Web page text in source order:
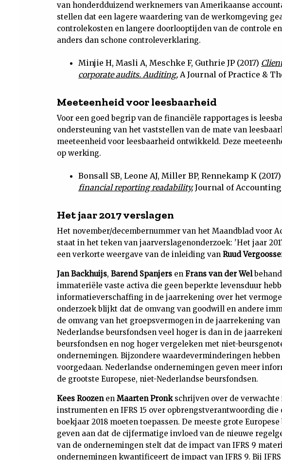
van honderdduizend werknemers van Amerikaanse
stellen dat een lagere waardering van de werkomgeving
controlekosten en langere doorlooptijden van de controle
anders dan schone controleverklaring.
Minjie H, Masli A, Meschke F, Guthrie JP (2017)
corporate audits. Auditing, A Journal of Practice &
Meeteenheid voor leesbaarheid
Voor een goed begrip van de financiële rapportages is
ondersteuning van het vaststellen van de mate van
meeteenheid voor leesbaarheid ontwikkeld. Deze
op werking.
Bonsall SB, Leone AJ, Miller BP, Rennekamp K (2017)
financial reporting readability,Journal of Accounting
Het jaar 2017 verslagen
Het november/decembernummer van het Maandblad voor
staat in het teken van jaarverslagenonderzoek: 'Het jaar
een verkorte weergave van de inleiding van Ruud
Jan Backhuijs, Barend Spanjers en Frans van der Wel
immateriële vaste activa die geen beperkte levensduur
informatieverschaffing in de jaarrekening over het
onderzoek blijkt dat de omvang van goodwill en andere
de omvang van het groepsvermogen in de jaarrekening
Nederlandse beursfondsen veel hoger is dan in de
beursfondsen en nog hoger vergeleken met niet-
ondernemingen. Bijzondere waardeverminderingen hebben
voorgedaan. Nederlandse ondernemingen geven meer
de grootste Europese, niet-Nederlandse beursfondsen.
Kees Roozenen Maarten Pronkschrijven over de verwachte
instrumenten en IFRS 15 over opbrengstverantwoording
boekjaar 2018 moeten toepassen. De meeste grote
geven aan dat de cijfermatige invloed van de nieuwe
van de ondernemingen stelt dat de impact van IFRS 9
ondernemingen kwantificeert de impact van IFRS 9. Bij